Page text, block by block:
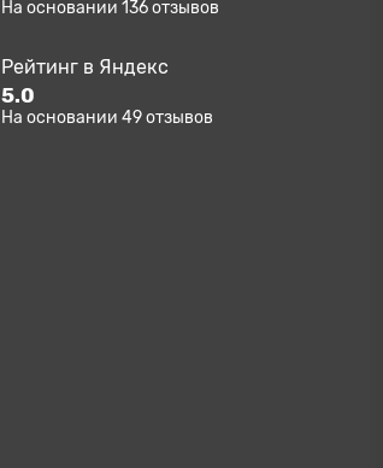
На основании 136отзывов
Рейтинг в Яндекс
5.0
На основании 49отзывов